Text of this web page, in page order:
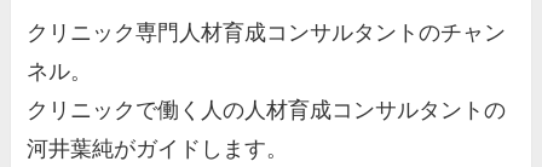
クリニック専門人材育成コンサルタントのチャン
ネル。
クリニックで働く人の人材育成コンサルタントの
河井葉純がガイドします。